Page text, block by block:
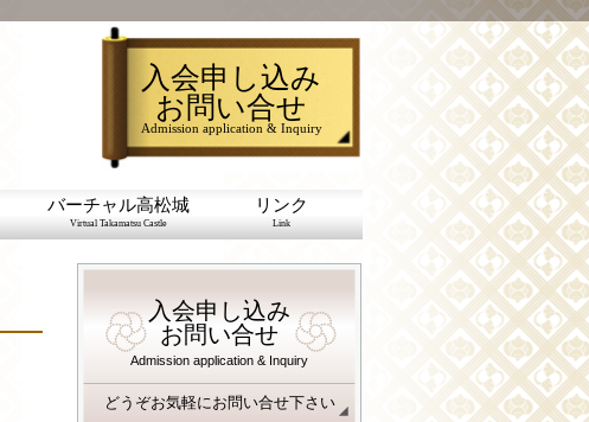
入会申し込み
お問い合せ
Admission application & Inquiry
バーチャル高松城
Virtual Takamatsu Castle
リンク
Link
入会申し込み
お問い合せ
Admission application & Inquiry
どうぞお気軽にお問い合せ下さい